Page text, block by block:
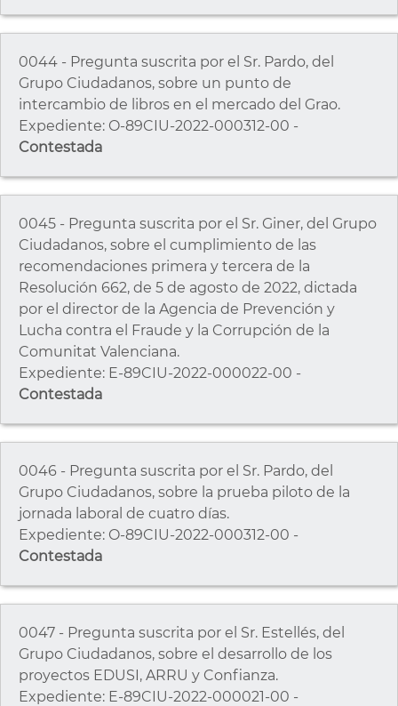
0044 - Pregunta suscrita por el Sr. Pardo, del
Grupo Ciudadanos, sobre un punto de
intercambio de libros en el mercado del Grao.
Expediente: O-89CIU-2022-000312-00 -
Contestada
0045 - Pregunta suscrita por el Sr. Giner, del Grupo
Ciudadanos, sobre el cumplimiento de las
recomendaciones primera y tercera de la
Resolución 662, de 5 de agosto de 2022, dictada
por el director de la Agencia de Prevención y
Lucha contra el Fraude y la Corrupción de la
Comunitat Valenciana.
Expediente: E-89CIU-2022-000022-00 -
Contestada
0046 - Pregunta suscrita por el Sr. Pardo, del
Grupo Ciudadanos, sobre la prueba piloto de la
jornada laboral de cuatro días.
Expediente: O-89CIU-2022-000312-00 -
Contestada
0047 - Pregunta suscrita por el Sr. Estellés, del
Grupo Ciudadanos, sobre el desarrollo de los
proyectos EDUSI, ARRU y Confianza.
Expediente: E-89CIU-2022-000021-00 -